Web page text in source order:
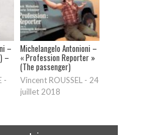
–
–
-
Michelangelo Antonioni –
« Profession Reporter »
(The passenger)
Vincent ROUSSEL - 24
juillet 2018